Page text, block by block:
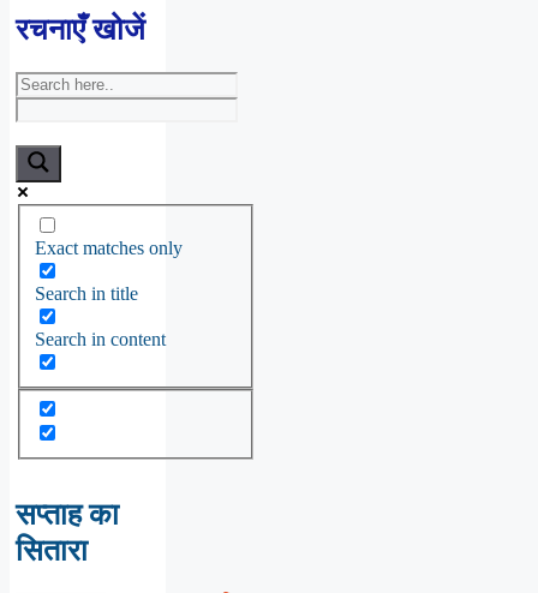
रचनाएँ खोजें
Exact matches only
Search in title
Search in content
सप्ताह का
सितारा